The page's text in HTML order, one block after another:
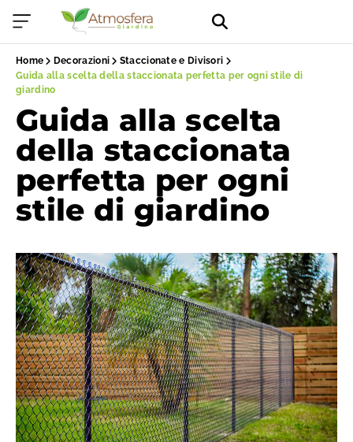
Home Decorazioni
Staccionate e Divisori
Guida alla scelta della staccionata perfetta per ogni stile di
giardino
Guida alla scelta
della staccionata
perfetta per ogni
stile di giardino